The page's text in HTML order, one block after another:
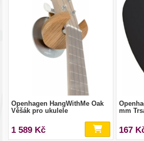
Openhagen HangWithMe Oak
Věšák pro ukulele
1 589 Kč
mm
167